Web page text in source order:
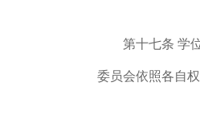
第十七条 学
委员会依照各自